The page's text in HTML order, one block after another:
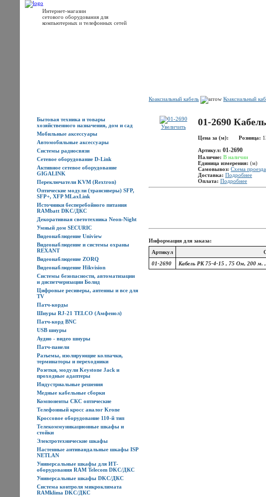
Интернет-магазин
сетового оборудования для
компьютерных и телефонных сетей
Бытовая техника и товары
хозяйственного назначения, дом и сад
Мобильные аксессуары
Автомобильные аксессуары
Системы радиосвязи
Сетевое оборудование D-Link
Активное сетевое оборудование
GIGALINK
Переключатели KVM (Rextron)
Оптические модули (трансиверы) SFP,
SFP+, XFP MLaxLink
Источники бесперебойного питания
RAMbatt DKC/ДКС
Декоративная светотехника Neon-Night
Умный дом SECURIC
Видеонаблюдение Uniview
Видеонаблюдение и системы охраны
REXANT
Видеонаблюдение ZORQ
Видеонаблюдение Hikvision
Системы безопасности, автоматизации
и диспетчеризации Болид
Цифровые ресиверы, антенны и все для
TV
Патч-корды
Шнуры RJ-21 TELCO (Амфенол)
Патч-корд BNC
USB шнуры
Аудио - видео шнуры
Патч-панели
Разъемы, изолирующие колпачки,
терминаторы и переходники
Розетки, модули Keystone Jack и
проходные адаптеры
Индустриальные решения
Медные кабельные сборки
Компоненты СКС оптические
Телефонный кросс аналог Krone
Кроссовое оборудование 110-й тип
Телекоммуникационные шкафы и
стойки
Электротехнические шкафы
Настенные антивандальные шкафы ISP
NETLAN
Универсальные шкафы для ИТ-
оборудования RAM Telecom DKC/ДКС
Универсальные шкафы DKC/ДКС
Система контроля микроклимата
RAMklima DKC/ДКС
Коаксиальный кабель Коаксиальный
Увеличить 01-2690
Цена за (м): Розница:
Артикул: 01-2690
Наличие: В наличии
Единица измерения: (м)
Самовывоз: Схема проезда
Доставка: Подробнее
Оплата: Подробнее
Информация для заказа:
Артикул
01-2690
Кабель РК 75-4-15 , 75 Ом, 200 м.